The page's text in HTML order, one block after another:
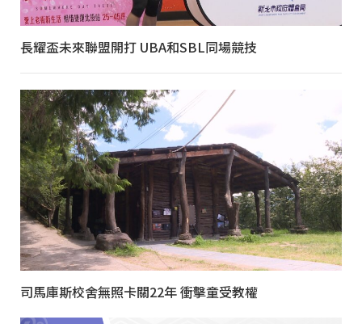
長耀盃未來聯盟開打 UBA和SBL同場競技
司馬庫斯校舍無照卡關22年 衝擊童受教權